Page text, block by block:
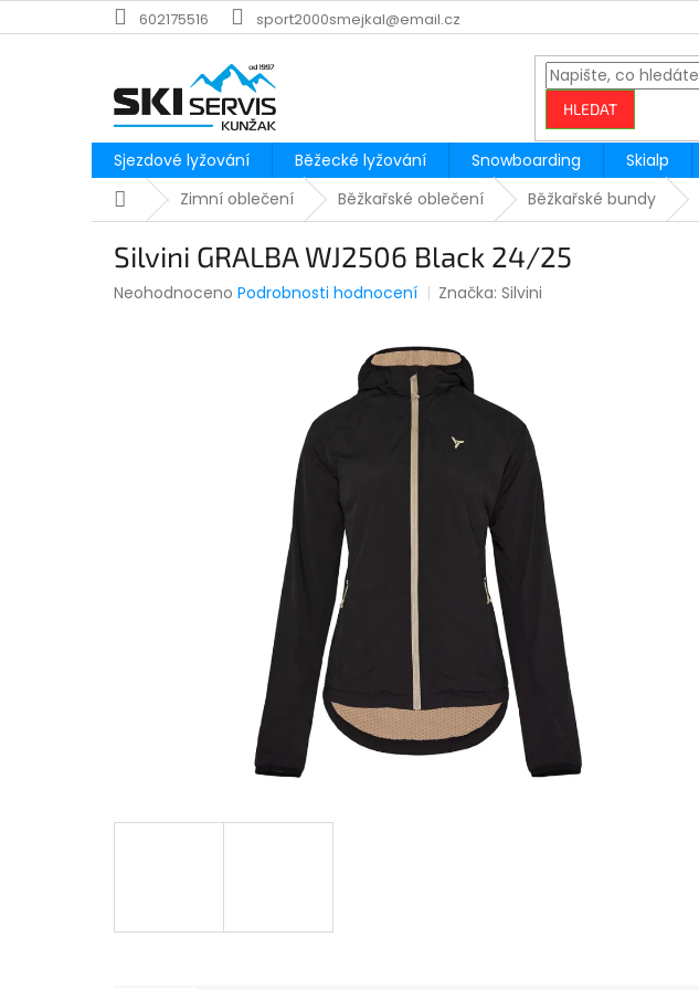
na
602175516 sport2000smejkal@email.cz
HLEDAT
Sjezdové lyžování Běžecké lyžování Snowboarding Skialp
DomůZimní oblečení Běžkařské oblečení Běžkařské bundy
Silvini GRALBA WJ2506 Black 24/25
Průměrné
Neohodnoceno Podrobnosti hodnocení Značka:Silvini